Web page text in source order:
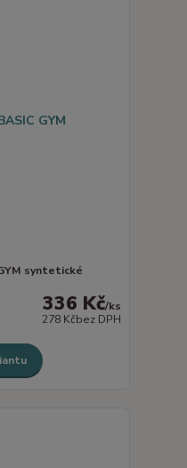
syntetické
336 Kč/ks
278 Kčbez DPH